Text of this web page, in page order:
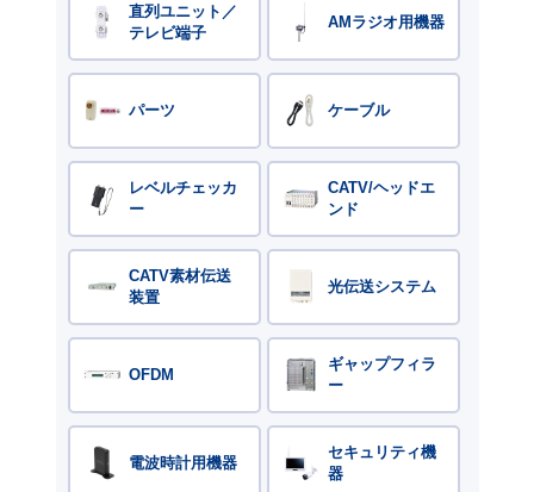
直列ユニット／
テレビ端子
AMラジオ用機器
パーツ ケーブル
レベルチェッカ
ー
CATV/ヘッドエ
ンド
CATV素材伝送
装置
光伝送システム
OFDM
ギャップフィラ
ー
電波時計用機器
セキュリティ機
器